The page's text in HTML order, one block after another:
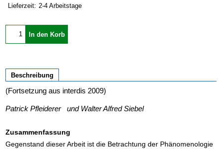
Lieferzeit: 2-4 Arbeitstage
In den Korb
Beschreibung
(Fortsetzung aus interdis 2009)
Patrick Pfleiderer und Walter Alfred Siebel
Zusammenfassung
Gegenstand dieser Arbeit ist die Betrachtung der Phänomenologie